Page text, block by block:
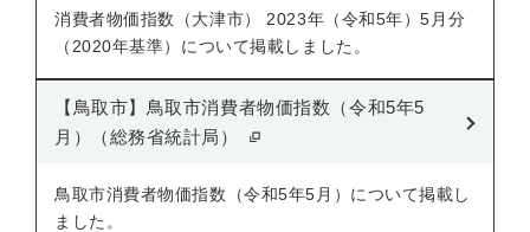
消費者物価指数（大津市） 2023年（令和5年）5月分
（2020年基準）について掲載しました。
【鳥取市】鳥取市消費者物価指数（令和5年5
月）（総務省統計局）
鳥取市消費者物価指数（令和5年5月）について掲載し
ました。